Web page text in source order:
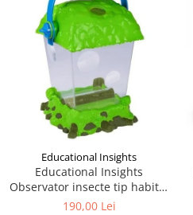
Educational Insights
Educational Insights
Observator insecte tip habitat
- Geosafari
190,00 Lei